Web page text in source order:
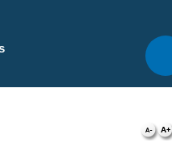
navigation optimale.